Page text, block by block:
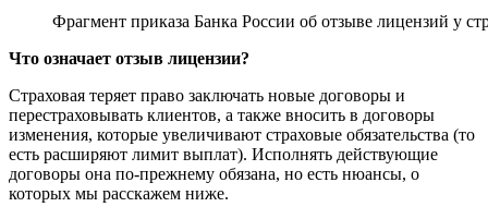
Фрагмент приказа Банка России об отзыве лицензий у
Что означает отзыв лицензии?
Страховая теряет право заключать новые договоры и
перестраховывать клиентов, а также вносить в договоры
изменения, которые увеличивают страховые обязательства (то
есть расширяют лимит выплат). Исполнять действующие
договоры она по-прежнему обязана, но есть нюансы, о
которых мы расскажем ниже.